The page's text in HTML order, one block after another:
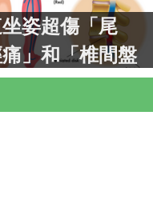
姿超傷「尾
」和「椎間盤
健康Health